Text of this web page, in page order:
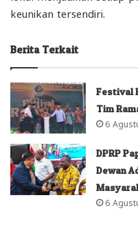
keunikan tersendiri.
Berita Terkait
Festival
Tim
6
DPRP
Dewan
6